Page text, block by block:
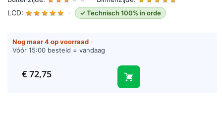
LCD: ★ ★ ★ ★ ★ · ✓ Technisch 100% in orde
Nog maar 4 op voorraad ·
Vóór 15:00 besteld = vandaag
€72,75